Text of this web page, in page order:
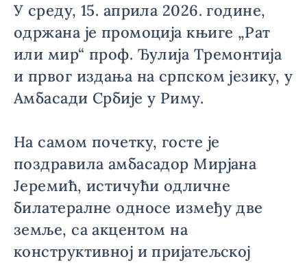
У среду, 15. априла 2026. године,
одржана је промоција књиге „Рат
или мир“ проф. Ђулија Тремонтија
и првог издања на српском језику, у
Амбасади Србије у Риму.
На самом почетку, госте је
поздравила амбасадор Мирјана
Јеремић, истичући одличне
билатералне односе између две
земље, са акцентом на
конструктивној и пријатељској